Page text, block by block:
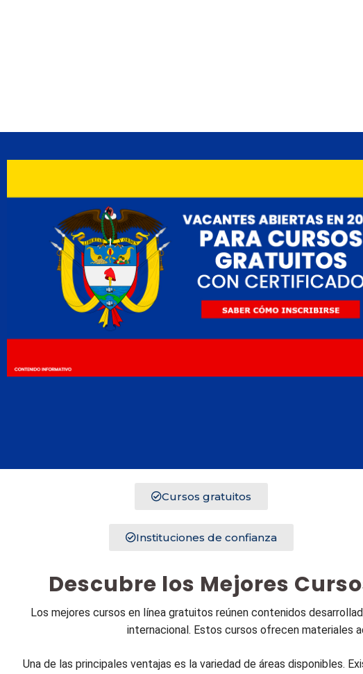
Cursos gratuitos
Instituciones de confianza
Descubre los Mejores
Los mejores cursos en línea gratuitos reúnen contenidos
internacional. Estos cursos ofrecen materiales
Una de las principales ventajas es la variedad de áreas disponibles.